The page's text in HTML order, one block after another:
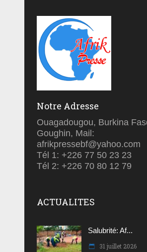
Notre Adresse
Ouagadougou, Burkina
Goughin, Mail:
afrikpressebf@yahoo.com
Tél 1: +226 77 50 23 23
Tél 2: +226 70 80 12 79
ACTUALITES
Salubrité: Af...
31 juillet 2026